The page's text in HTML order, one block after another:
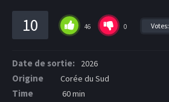
10 46 0 Votes:
Date de sortie: 2026
Origine Corée du Sud
Time 60 min